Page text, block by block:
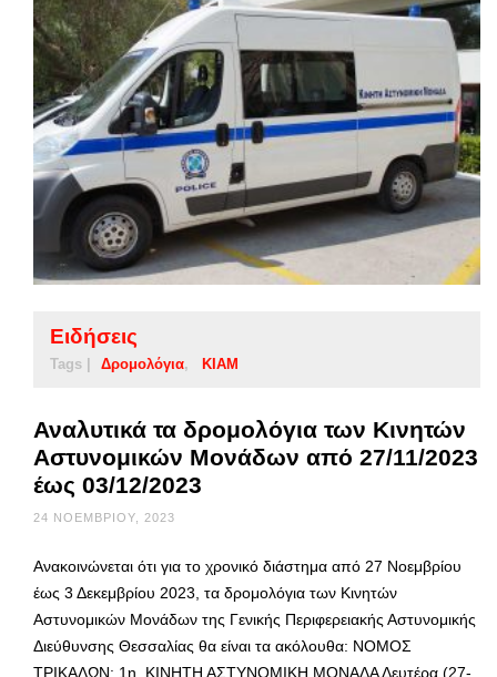
Ειδήσεις
Tags | Δρομολόγια ΚΙΑΜ
Αναλυτικά τα δρομολόγια των Κινητών
Αστυνομικών Μονάδων από 27/11/2023
έως 03/12/2023
24 ΝΟΕΜΒΡΊΟΥ, 2023
Ανακοινώνεται ότι για το χρονικό διάστημα από 27 Νοεμβρίου
έως 3 Δεκεμβρίου 2023, τα δρομολόγια των Κινητών
Αστυνομικών Μονάδων της Γενικής Περιφερειακής Αστυνομικής
Διεύθυνσης Θεσσαλίας θα είναι τα ακόλουθα: ΝΟΜΟΣ
ΤΡΙΚΑΛΩΝ: 1η ΚΙΝΗΤΗ ΑΣΤΥΝΟΜΙΚΗ ΜΟΝΑΔΑ Δευτέρα (27-